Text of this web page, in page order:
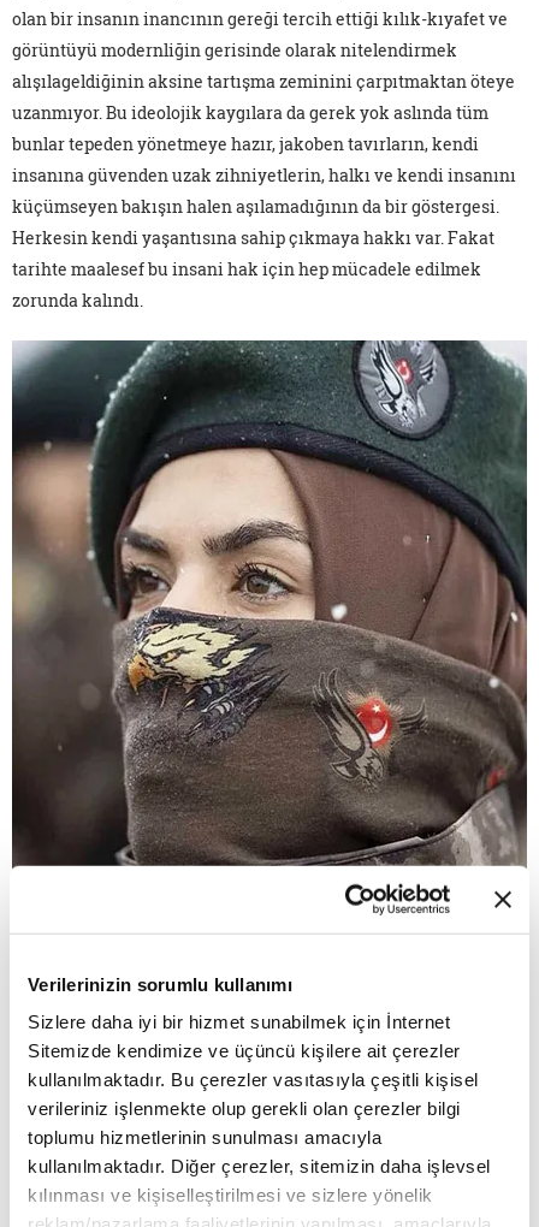
Verilerinizin sorumlu kullanımı
Sizlere daha iyi bir hizmet sunabilmek için İnternet
Sitemizde kendimize ve üçüncü kişilere ait çerezler
kullanılmaktadır. Bu çerezler vasıtasıyla çeşitli kişisel
verileriniz işlenmekte olup gerekli olan çerezler bilgi
toplumu hizmetlerinin sunulması amacıyla
kullanılmaktadır. Diğer çerezler, sitemizin daha işlevsel
kılınması ve kişiselleştirilmesi ve sizlere yönelik
olan bir insanın inancının gereği tercih ettiği kılık-kıyafet ve
görüntüyü modernliğin gerisinde olarak nitelendirmek
alışılageldiğinin aksine tartışma zeminini çarpıtmaktan öteye
uzanmıyor. Bu ideolojik kaygılara da gerek yok aslında tüm
bunlar tepeden yönetmeye hazır, jakoben tavırların, kendi
insanına güvenden uzak zihniyetlerin, halkı ve kendi insanını
küçümseyen bakışın halen aşılamadığının da bir göstergesi.
Herkesin kendi yaşantısına sahip çıkmaya hakkı var. Fakat
tarihte maalesef bu insani hak için hep mücadele edilmek
zorunda kalındı.
Yeni bin yılda yasaklar biterken
28 Şubat sürecinin etkileriyle 2002 seçimlerinde yeni
kurulmuş Ak Parti iktidarından seçmenlerinin beklediği en
önemli girişimlerden biri başörtüsüne serbestlik getirilmesiydi.
2007 yılında MHP ile yasağı kaldırmaya yönelik yaptığı
değişiklik anayasa mahkemesi tarafından reddedilmiş, Ak
Parti'ye kapatma davası açılmıştı.